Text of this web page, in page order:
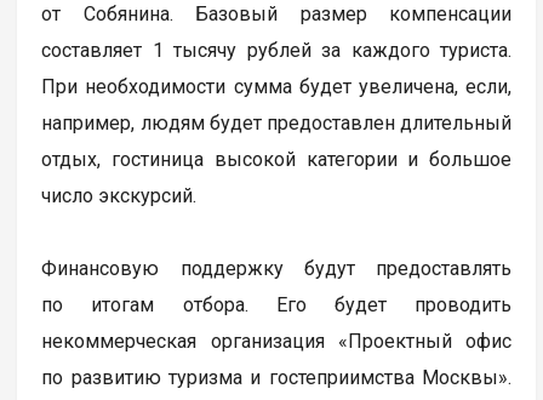
от Собянина. Базовый размер компенсации
составляет 1 тысячу рублей за каждого туриста.
При необходимости сумма будет увеличена, если,
например, людям будет предоставлен длительный
отдых, гостиница высокой категории и большое
число экскурсий.
Финансовую поддержку будут предоставлять
по итогам отбора. Его будет проводить
некоммерческая организация «Проектный офис
по развитию туризма и гостеприимства Москвы».